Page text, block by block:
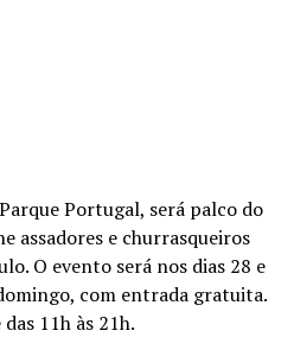
Portugal, será palco do
assadores e churrasqueiros
O evento será nos dias 28 e
com entrada gratuita.
11h às 21h.